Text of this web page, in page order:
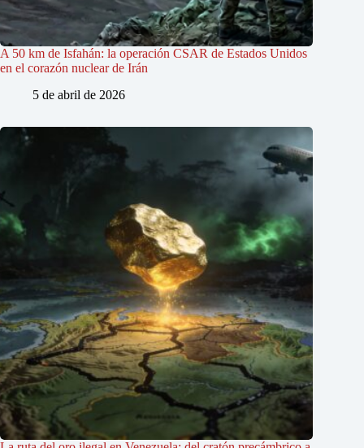
A 50 km de Isfahán: la operación CSAR de Estados Unidos
en el corazón nuclear de Irán
5 de abril de 2026